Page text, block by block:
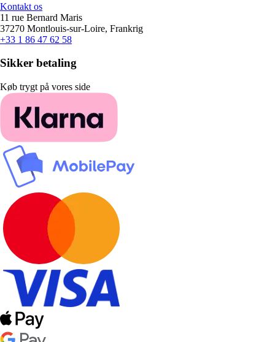
Kontakt os
11 rue Bernard Maris
37270 Montlouis-sur-Loire, Frankrig
+33 1 86 47 62 58
Sikker betaling
Køb trygt på vores side